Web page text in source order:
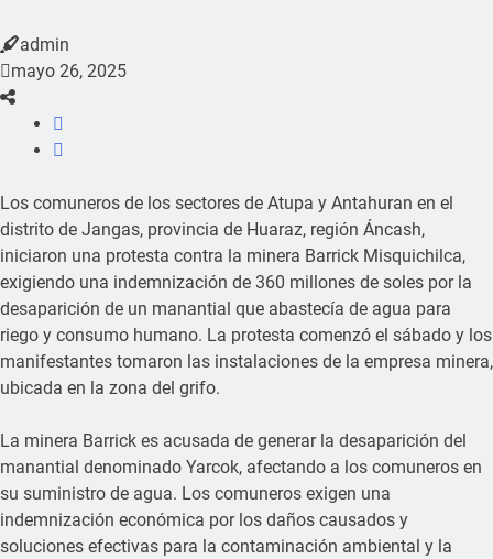
admin
mayo 26, 2025
Los comuneros de los sectores de Atupa y Antahuran en el
distrito de Jangas, provincia de Huaraz, región Áncash,
iniciaron una protesta contra la minera Barrick Misquichilca,
exigiendo una indemnización de 360 millones de soles por la
desaparición de un manantial que abastecía de agua para
riego y consumo humano. La protesta comenzó el sábado y los
manifestantes tomaron las instalaciones de la empresa minera,
ubicada en la zona del grifo.
La minera Barrick es acusada de generar la desaparición del
manantial denominado Yarcok, afectando a los comuneros en
su suministro de agua. Los comuneros exigen una
indemnización económica por los daños causados y
soluciones efectivas para la contaminación ambiental y la